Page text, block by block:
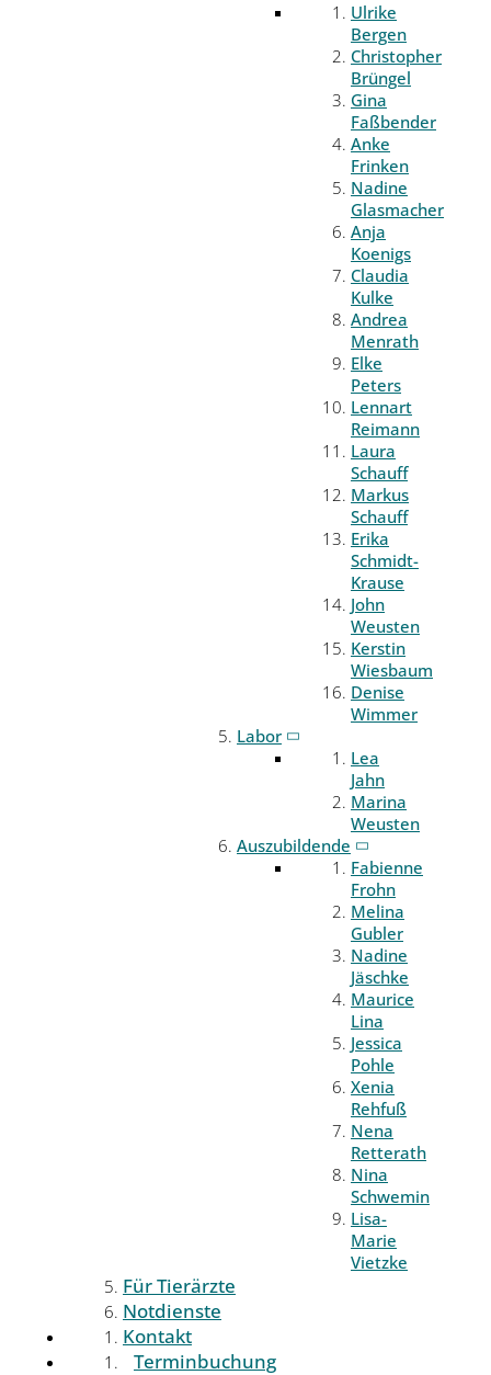
Ulrike
Bergen
Christopher
Brüngel
Gina
Faßbender
Anke
Frinken
Nadine
Glasmacher
Anja
Koenigs
Claudia
Kulke
Andrea
Menrath
Elke
Peters
Lennart
Reimann
Laura
Schauff
Markus
Schauff
Erika
Schmidt-
Krause
John
Weusten
Kerstin
Wiesbaum
Denise
Wimmer
Labor
Lea
Jahn
Marina
Weusten
Auszubildende
Fabienne
Frohn
Melina
Gubler
Nadine
Jäschke
Maurice
Lina
Jessica
Pohle
Xenia
Rehfuß
Nena
Retterath
Nina
Schwemin
Lisa-
Marie
Vietzke
Für Tierärzte
Notdienste
Kontakt
Terminbuchung